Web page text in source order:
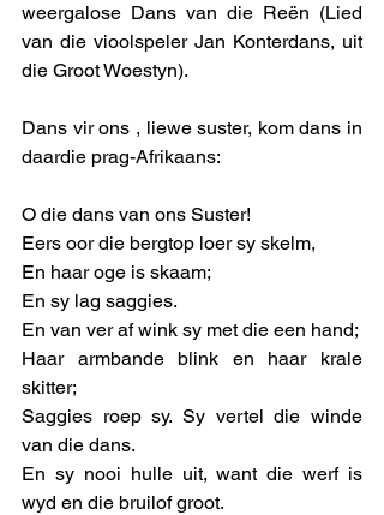
weergalose Dans van die Reën (Lied
van die vioolspeler Jan Konterdans, uit
die Groot Woestyn).
Dans vir ons , liewe suster, kom dans in
daardie prag-Afrikaans:
O die dans van ons Suster!
Eers oor die bergtop loer sy skelm,
En haar oge is skaam;
En sy lag saggies.
En van ver af wink sy met die een hand;
Haar armbande blink en haar krale
skitter;
Saggies roep sy. Sy vertel die winde
van die dans.
En sy nooi hulle uit, want die werf is
wyd en die bruilof groot.